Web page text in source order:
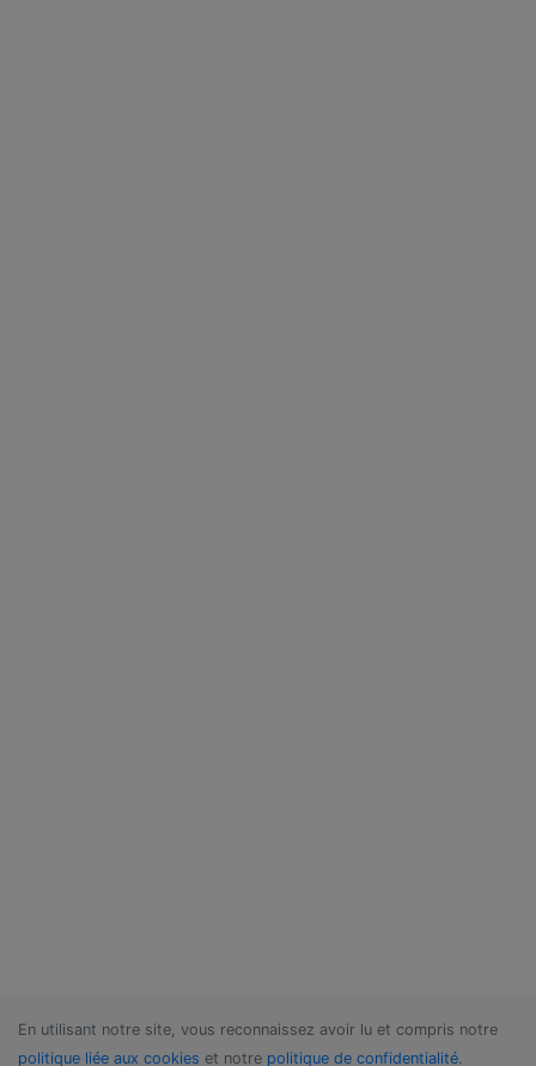
En utilisant notre site, vous reconnaissez avoir lu et compris notre
politique liée aux cookies et notre politique de confidentialité.